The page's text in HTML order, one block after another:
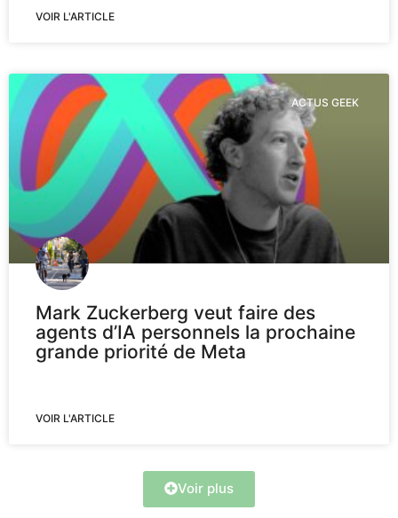
VOIR L'ARTICLE
ACTUS GEEK
Mark Zuckerberg veut faire des
agents d’IA personnels la prochaine
grande priorité de Meta
VOIR L'ARTICLE
Voir plus